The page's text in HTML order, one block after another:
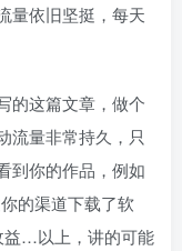
量依旧坚挺，每天
的这篇文章，做个
流量非常持久，只
到你的作品，例如
的渠道下载了软
益…以上，讲的可能